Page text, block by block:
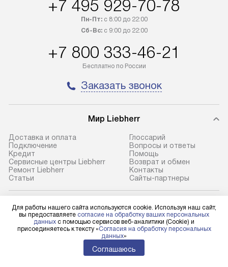
регионы осуществляется через
100% предоплаты наша компания
до представительства
транспортной компании в городе
условия доставки у менеджера при
В оговоренный день служба
доставки доставит упакованный
прибор до подъезда. Если
требуется переместить прибор
до двери квартиры или до места
установки, пожалуйста,
с менеджером. За данную услугу
взимается дополнительная плата.
Учитывайте габариты прибора, если
они не позволяют пронести его
через дверной проем,
Стоимость
обеспечивают
предполагают
холодильников
требующим
наличие крана.
упаковки и
креплений, при
и соединение
+7 495 929-70-78
Пн-Пт:с 8:00 до 22:00
Сб-Вс:с 9:00 до 22:00
+7 800 333-46-21
Бесплатно по России
Заказать звонок
Мир Liebherr
Доставка и оплата
Подключение
Кредит
Сервисные центры Liebherr
Ремонт Liebherr
Cтатьи
Глоссарий
Вопросы и ответы
Помощь
Возврат и обмен
Контакты
Сайты-партнеры
Для физических лиц
shop@l-rus.ru
Для юридических лиц
business@kvalitet.company
НАПИСАТЬ РУКОВОДСТВУ
Для работы нашего сайта используются cookie. Используя наш сайт,
вы предоставляете согласие на обработку ваших персональных
данных с помощью сервисов веб-аналитики (Cookie) и
присоединяетесь к тексту «Согласия на обработку персональных
данных»
Соглашаюсь